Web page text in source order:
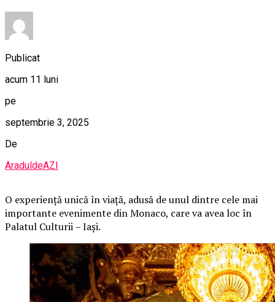
Publicat
acum 11 luni
pe
septembrie 3, 2025
De
AraduldeAZI
O experiență unică în viață, adusă de unul dintre cele mai
importante evenimente din Monaco, care va avea loc în
Palatul Culturii – Iași.